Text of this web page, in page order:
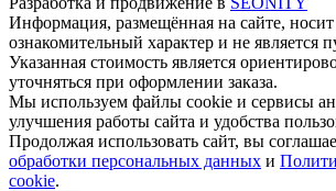
Информация, размещённая на сайте,
ознакомительный характер и не является
Указанная стоимость является
уточняться при оформлении заказа.
Мы используем файлы cookie и сервисы
улучшения работы сайта и удобства
Продолжая использовать сайт, вы
обработки персональных данных и
cookie.